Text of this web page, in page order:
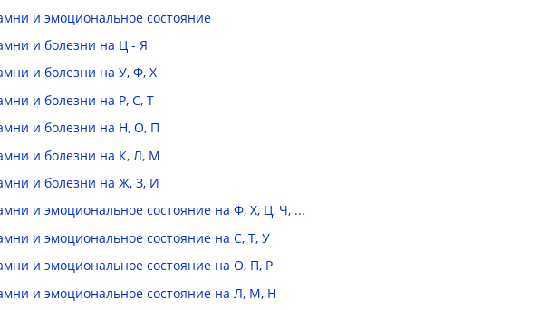
и эмоциональное состояние
и болезни на Ц - Я
и болезни на У, Ф, Х
и болезни на Р, С, Т
и болезни на Н, О, П
и болезни на К, Л, М
и болезни на Ж, З, И
и эмоциональное состояние на Ф, Х, Ц, Ч, ...
и эмоциональное состояние на С, Т, У
и эмоциональное состояние на О, П, Р
и эмоциональное состояние на Л, М, Н